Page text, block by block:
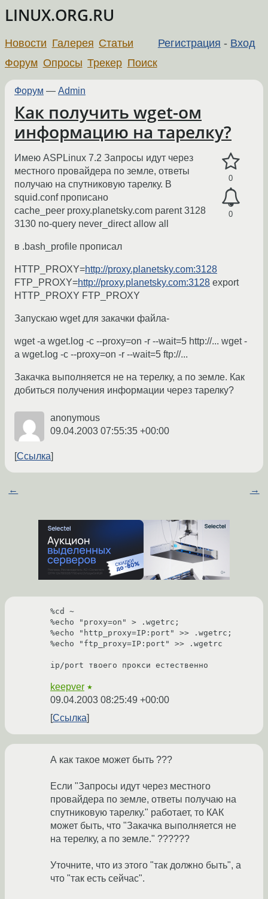
LINUX.ORG.RU
Регистрация - Вход
Новости Галерея Статьи
Форум Опросы Трекер Поиск
Форум — Admin
Как получить wget-ом
информацию на тарелку?
0
0
Имею ASPLinux 7.2 Запросы идут через
местного провайдера по земле, ответы
получаю на спутниковую тарелку. В
squid.conf прописано
cache_peer proxy.planetsky.com parent 3128
3130 no-query never_direct allow all
в .bash_profile прописал
HTTP_PROXY=http://proxy.planetsky.com:3128
FTP_PROXY=http://proxy.planetsky.com:3128 export
HTTP_PROXY FTP_PROXY
Запускаю wget для закачки файла-
wget -a wget.log -c --proxy=on -r --wait=5 http://... wget -
a wget.log -c --proxy=on -r --wait=5 ftp://...
Закачка выполняется не на терелку, а по земле. Как
добиться получения информации через тарелку?
anonymous
09.04.2003 07:55:35 +00:00
Ссылка
← →
%cd ~
%echo "proxy=on" > .wgetrc;
%echo "http_proxy=IP:port" >> .wgetrc;
%echo "ftp_proxy=IP:port" >> .wgetrc
keepver ★
09.04.2003 08:25:49 +00:00
Ссылка
А как такое может быть ???
Если "Запросы идут через местного
провайдера по земле, ответы получаю на
спутниковую тарелку." работает, то КАК
может быть, что "Закачка выполняется не
на терелку, а по земле." ??????
Уточните, что из этого "так должно быть", а
что "так есть сейчас".